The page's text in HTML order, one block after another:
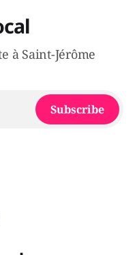
à Saint-Jérôme
Subscribe